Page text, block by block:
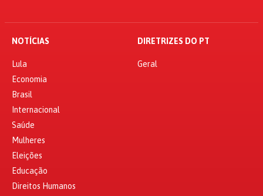
NOTÍCIAS
Lula
Economia
Brasil
Internacional
Saúde
Mulheres
Eleições
Educação
Direitos Humanos
DIRETRIZES DO PT
Geral